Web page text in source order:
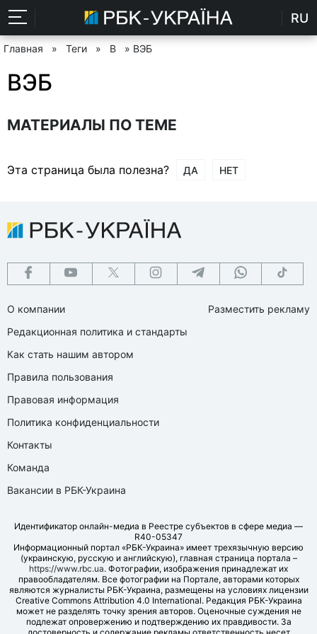
RU
Главная » Теги » В » ВЭБ
ВЭБ
МАТЕРИАЛЫ ПО ТЕМЕ
Эта страница была полезна? ДА НЕТ
О компании
Редакционная политика и стандарты
Как стать нашим автором
Правила пользования
Правовая информация
Политика конфиденциальности
Контакты
Команда
Вакансии в РБК-Украина
Разместить рекламу
Идентификатор онлайн-медиа в Реестре субъектов в сфере медиа —
R40-05347
Информационный портал «РБК-Украина» имеет трехязычную версию
(украинскую, русскую и английскую), главная страница портала –
https://www.rbc.ua. Фотографии, изображения принадлежат их
правообладателям. Все фотографии на Портале, авторами которых
являются журналисты РБК-Украина, размещены на условиях лицензии
Creative Commons Attribution 4.0 International. Редакция РБК-Украина
может не разделять точку зрения авторов. Оценочные суждения не
подлежат опровержению и подтверждению их правдивости. За